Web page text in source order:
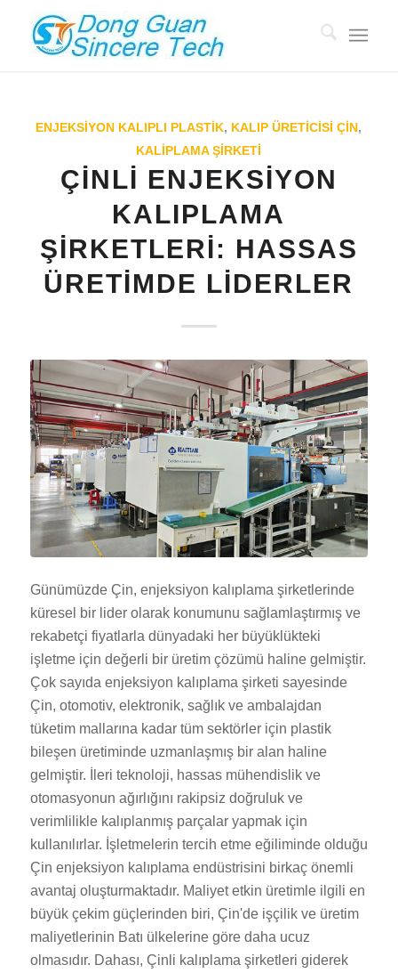
ENJEKSIYON KALIPLI PLASTIK, KALIP ÜRETICISI ÇIN,
KALIPLAMA ŞİRKETİ
ÇINLI ENJEKSIYON
KALIPLAMA
ŞIRKETLERI: HASSAS
ÜRETIMDE LIDERLER
Günümüzde Çin, enjeksiyon kalıplama şirketlerinde
küresel bir lider olarak konumunu sağlamlaştırmış ve
rekabetçi fiyatlarla dünyadaki her büyüklükteki
işletme için değerli bir üretim çözümü haline gelmiştir.
Çok sayıda enjeksiyon kalıplama şirketi sayesinde
Çin, otomotiv, elektronik, sağlık ve ambalajdan
tüketim mallarına kadar tüm sektörler için plastik
bileşen üretiminde uzmanlaşmış bir alan haline
gelmiştir. İleri teknoloji, hassas mühendislik ve
otomasyonun ağırlığını rakipsiz doğruluk ve
verimlilikle kalıplanmış parçalar yapmak için
kullanılırlar. İşletmelerin tercih etme eğiliminde olduğu
Çin enjeksiyon kalıplama endüstrisini birkaç önemli
avantaj oluşturmaktadır. Maliyet etkin üretimle ilgili en
büyük çekim güçlerinden biri, Çin'de işçilik ve üretim
maliyetlerinin Batı ülkelerine göre daha ucuz
olmasıdır. Dahası, Çinli kalıplama şirketleri giderek